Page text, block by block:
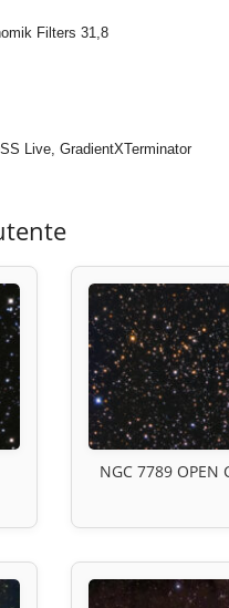
Filters 31,8
Live, GradientXTerminator
NGC 7789 OPEN